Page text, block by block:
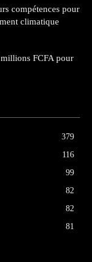
compétences pour
climatique
FCFA pour
379
116
99
82
82
81